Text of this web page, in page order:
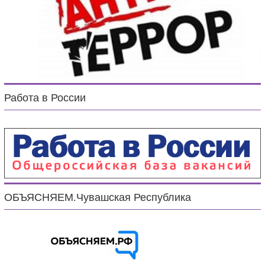
Работа в России
ОБЪЯСНЯЕМ.Чувашская Республика